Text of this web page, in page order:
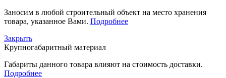
Заносим в любой строительный объект на место хранения
товара, указанное Вами. Подробнее
Закрыть
Крупногабаритный материал
Габариты данного товара влияют на стоимость доставки.
Подробнее